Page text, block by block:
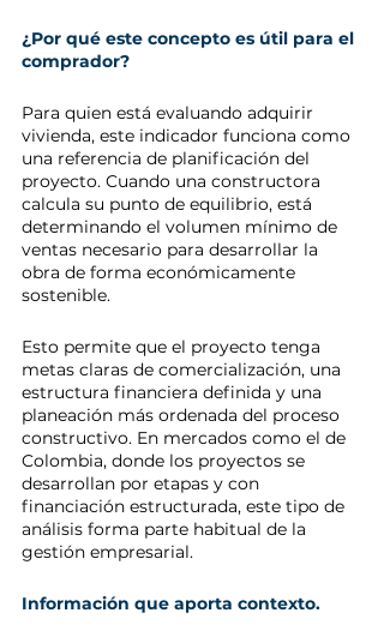
¿Por qué este concepto es útil para el
comprador?
Para quien está evaluando adquirir
vivienda, este indicador funciona como
una referencia de planificación del
proyecto. Cuando una constructora
calcula su punto de equilibrio, está
determinando el volumen mínimo de
ventas necesario para desarrollar la
obra de forma económicamente
sostenible.
Esto permite que el proyecto tenga
metas claras de comercialización, una
estructura financiera definida y una
planeación más ordenada del proceso
constructivo. En mercados como el de
Colombia, donde los proyectos se
desarrollan por etapas y con
financiación estructurada, este tipo de
análisis forma parte habitual de la
gestión empresarial.
Información que aporta contexto.